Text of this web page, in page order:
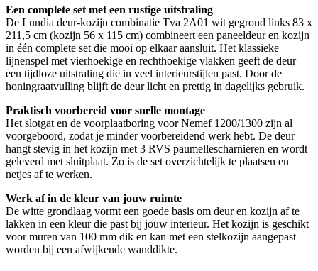
Een complete set met een rustige uitstraling
De Lundia deur-kozijn combinatie Tva 2A01 wit gegrond links 83 x
211,5 cm (kozijn 56 x 115 cm) combineert een paneeldeur en kozijn
in één complete set die mooi op elkaar aansluit. Het klassieke
lijnenspel met vierhoekige en rechthoekige vlakken geeft de deur
een tijdloze uitstraling die in veel interieurstijlen past. Door de
honingraatvulling blijft de deur licht en prettig in dagelijks gebruik.
Praktisch voorbereid voor snelle montage
Het slotgat en de voorplaatboring voor Nemef 1200/1300 zijn al
voorgeboord, zodat je minder voorbereidend werk hebt. De deur
hangt stevig in het kozijn met 3 RVS paumellescharnieren en wordt
geleverd met sluitplaat. Zo is de set overzichtelijk te plaatsen en
netjes af te werken.
Werk af in de kleur van jouw ruimte
De witte grondlaag vormt een goede basis om deur en kozijn af te
lakken in een kleur die past bij jouw interieur. Het kozijn is geschikt
voor muren van 100 mm dik en kan met een stelkozijn aangepast
worden bij een afwijkende wanddikte.